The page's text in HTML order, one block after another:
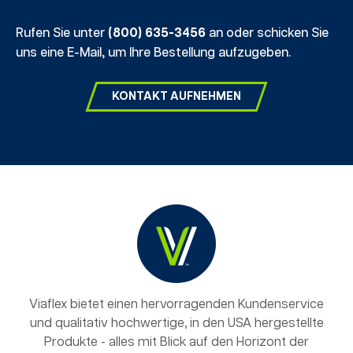
Rufen Sie unter (800) 635-3456 an oder schicken Sie
uns eine E-Mail, um Ihre Bestellung aufzugeben.
KONTAKT AUFNEHMEN
Viaflex bietet einen hervorragenden Kundenservice
und qualitativ hochwertige, in den USA hergestellte
Produkte - alles mit Blick auf den Horizont der